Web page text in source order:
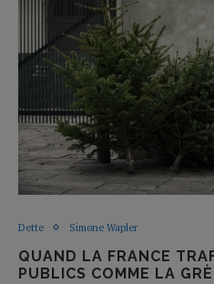
Dette Simone Wapler
QUAND LA FRANCE
PUBLICS COMME LA